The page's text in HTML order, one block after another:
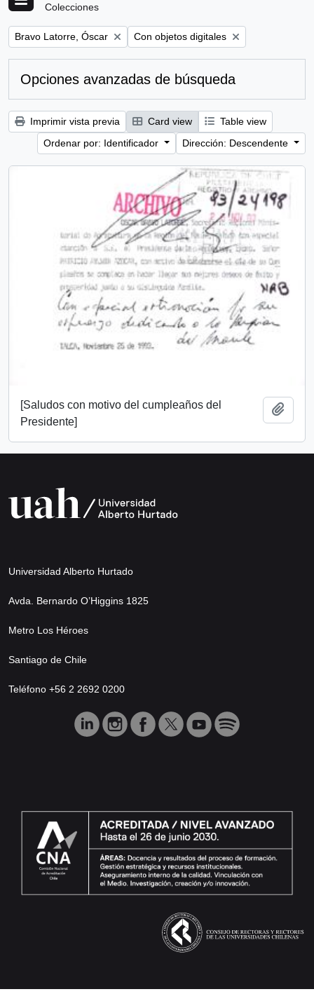
Colecciones
Remove filter:
Bravo Latorre, Óscar Remove filter:
Con objetos digitales
Opciones avanzadas de búsqueda
Imprimir vista previa Card view
Table view
Ordenar por: Identificador
Dirección: Descendente
[Saludos con motivo del cumpleaños del
Presidente]
Universidad Alberto Hurtado
Avda. Bernardo O’Higgins 1825
Metro Los Héroes
Santiago de Chile
Teléfono +56 2 2692 0200